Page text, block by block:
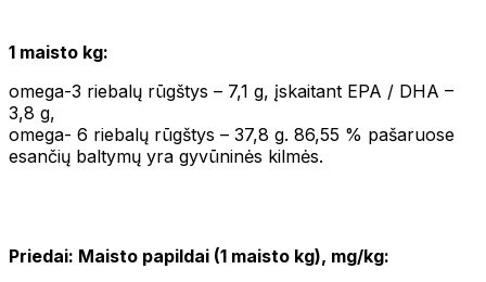
1 maisto kg:
omega-3 riebalų rūgštys – 7,1 g, įskaitant EPA / DHA –
3,8 g,
omega- 6 riebalų rūgštys – 37,8 g. 86,55 % pašaruose
esančių baltymų yra gyvūninės kilmės.
Priedai: Maisto papildai (1 maisto kg), mg/kg: